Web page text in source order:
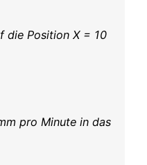
die Position X = 10
pro Minute in das